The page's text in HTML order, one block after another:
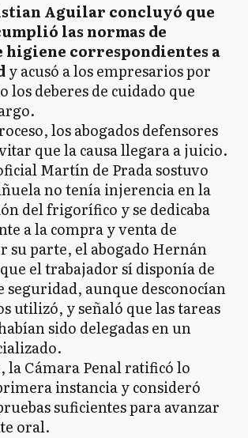
Aguilar concluyó que
las normas de
higiene correspondientes a
y acusó a los empresarios por
los deberes de cuidado que
los abogados defensores
que la causa llegara a juicio.
Martín de Prada sostuvo
no tenía injerencia en la
del frigorífico y se dedicaba
a la compra y venta de
su parte, el abogado Hernán
el trabajador sí disponía de
seguridad, aunque desconocían
utilizó, y señaló que las tareas
sido delegadas en un
la Cámara Penal ratificó lo
instancia y consideró
suficientes para avanzar
oral.